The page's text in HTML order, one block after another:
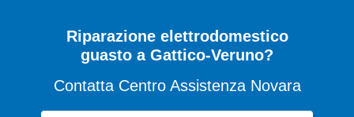
Riparazione elettrodomestico
guasto a Gattico-Veruno?
Contatta Centro Assistenza Novara